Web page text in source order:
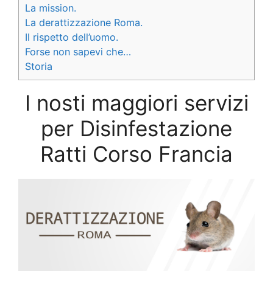
La mission.
La derattizzazione Roma.
Il rispetto dell’uomo.
Forse non sapevi che…
Storia
I nosti maggiori servizi
per Disinfestazione
Ratti Corso Francia